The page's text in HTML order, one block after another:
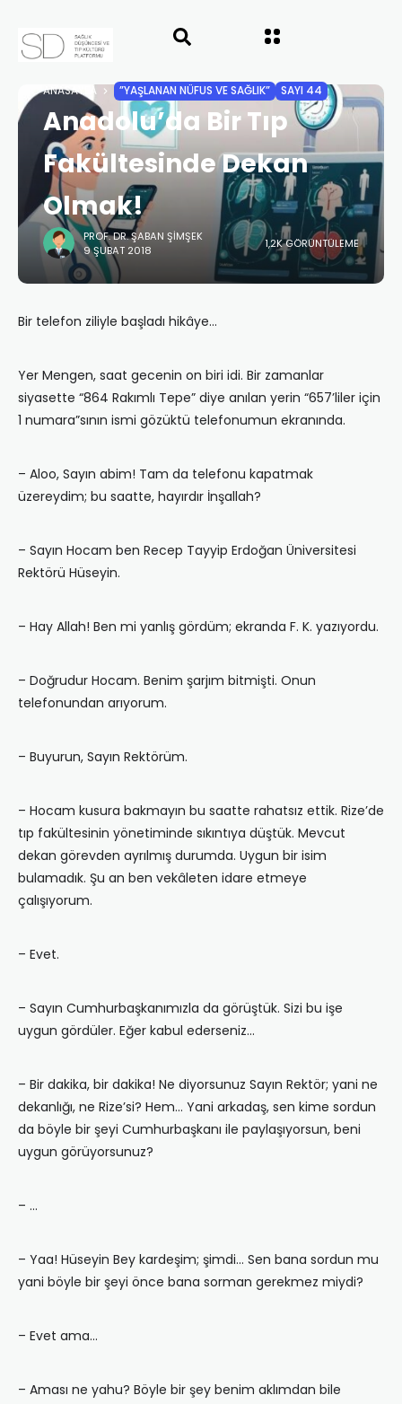
ANASAYFA ”YAŞLANAN NÜFUS VE SAĞLIK” SAYI 44
Anadolu’da Bir Tıp
Fakültesinde Dekan
Olmak!
PROF. DR. ŞABAN ŞIMŞEK
9 ŞUBAT 2018
1,2K GÖRÜNTÜLEME
Bir telefon ziliyle başladı hikâye…
Yer Mengen, saat gecenin on biri idi. Bir zamanlar
siyasette “864 Rakımlı Tepe” diye anılan yerin “657’liler için
1 numara”sının ismi gözüktü telefonumun ekranında.
– Aloo, Sayın abim! Tam da telefonu kapatmak
üzereydim; bu saatte, hayırdır İnşallah?
– Sayın Hocam ben Recep Tayyip Erdoğan Üniversitesi
Rektörü Hüseyin.
– Hay Allah! Ben mi yanlış gördüm; ekranda F. K. yazıyordu.
– Doğrudur Hocam. Benim şarjım bitmişti. Onun
telefonundan arıyorum.
– Buyurun, Sayın Rektörüm.
– Hocam kusura bakmayın bu saatte rahatsız ettik. Rize’de
tıp fakültesinin yönetiminde sıkıntıya düştük. Mevcut
dekan görevden ayrılmış durumda. Uygun bir isim
bulamadık. Şu an ben vekâleten idare etmeye
çalışıyorum.
– Evet.
– Sayın Cumhurbaşkanımızla da görüştük. Sizi bu işe
uygun gördüler. Eğer kabul ederseniz…
– Bir dakika, bir dakika! Ne diyorsunuz Sayın Rektör; yani ne
dekanlığı, ne Rize’si? Hem… Yani arkadaş, sen kime sordun
da böyle bir şeyi Cumhurbaşkanı ile paylaşıyorsun, beni
uygun görüyorsunuz?
– …
– Yaa! Hüseyin Bey kardeşim; şimdi… Sen bana sordun mu
yani böyle bir şeyi önce bana sorman gerekmez miydi?
– Evet ama…
– Aması ne yahu? Böyle bir şey benim aklımdan bile